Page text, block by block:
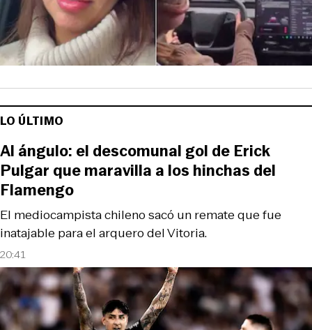
LO ÚLTIMO
20:41
El mediocampista chileno sacó un remate que fue
inatajable para el arquero del Vitoria.
Al ángulo: el descomunal gol de Erick
Pulgar que maravilla a los hinchas del
Flamengo